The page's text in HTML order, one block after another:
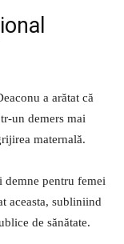
a arătat că
un demers mai
maternală.
demne pentru femei
aceasta, subliniind
de sănătate.